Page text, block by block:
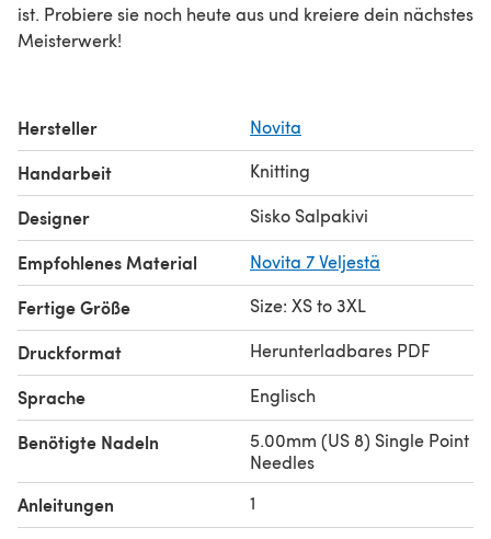
ist. Probiere sie noch heute aus und kreiere dein nächstes
Meisterwerk!
Hersteller Novita
Handarbeit Knitting
Designer Sisko Salpakivi
Empfohlenes Material Novita 7 Veljestä
Fertige Größe Size: XS to 3XL
Druckformat Herunterladbares PDF
Sprache Englisch
Benötigte Nadeln
5.00mm (US 8) Single Point
Needles
Anleitungen 1